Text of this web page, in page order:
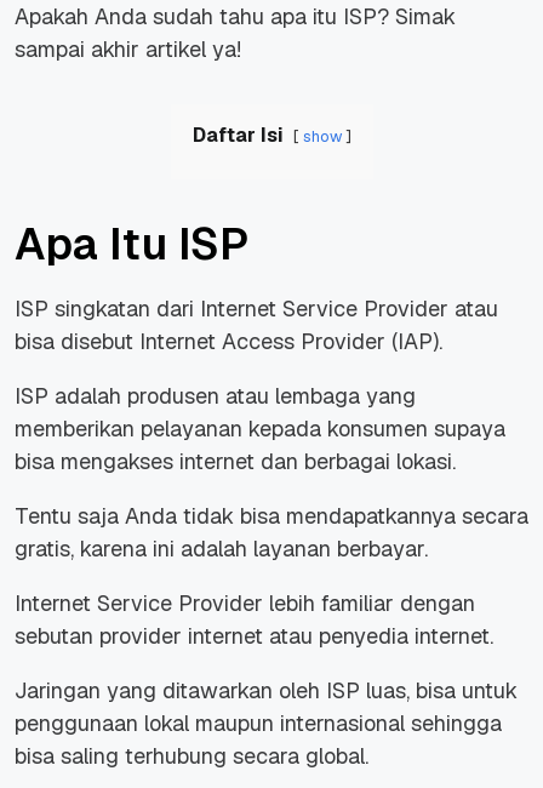
Apakah Anda sudah tahu apa itu ISP? Simak
sampai akhir artikel ya!
Daftar Isi show
Apa Itu ISP
ISP singkatan dari Internet Service Provider atau
bisa disebut Internet Access Provider (IAP).
ISP adalah produsen atau lembaga yang
memberikan pelayanan kepada konsumen supaya
bisa mengakses internet dan berbagai lokasi.
Tentu saja Anda tidak bisa mendapatkannya secara
gratis, karena ini adalah layanan berbayar.
Internet Service Provider lebih familiar dengan
sebutan provider internet atau penyedia internet.
Jaringan yang ditawarkan oleh ISP luas, bisa untuk
penggunaan lokal maupun internasional sehingga
bisa saling terhubung secara global.